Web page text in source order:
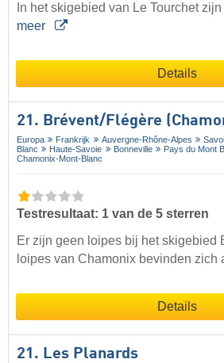
In het skigebied van Le Tourchet
meer
Details
21. Brévent/​Flégère
Europa Frankrijk Auvergne-Rhône-Alpes
Blanc
Haute-Savoie Bonneville
Pays du Mont
Chamonix-Mont-Blanc
Testresultaat: 1 van de 5 sterren
Er zijn geen loipes bij het skigebied
loipes van Chamonix bevinden
Details
21. Les Planards